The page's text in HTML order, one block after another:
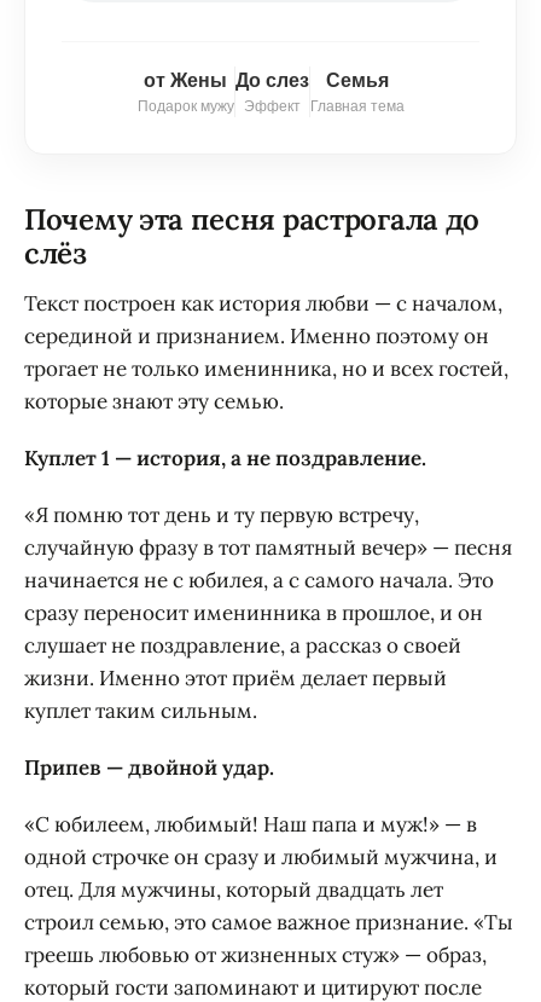
от Жены
Подарок мужу
До слез
Эффект
Семья
Главная тема
Почему эта песня растрогала до
слёз
Текст построен как история любви — с началом,
серединой и признанием. Именно поэтому он
трогает не только именинника, но и всех гостей,
которые знают эту семью.
Куплет 1 — история, а не поздравление.
«Я помню тот день и ту первую встречу,
случайную фразу в тот памятный вечер» — песня
начинается не с юбилея, а с самого начала. Это
сразу переносит именинника в прошлое, и он
слушает не поздравление, а рассказ о своей
жизни. Именно этот приём делает первый
куплет таким сильным.
Припев — двойной удар.
«С юбилеем, любимый! Наш папа и муж!» — в
одной строчке он сразу и любимый мужчина, и
отец. Для мужчины, который двадцать лет
строил семью, это самое важное признание. «Ты
греешь любовью от жизненных стуж» — образ,
который гости запоминают и цитируют после